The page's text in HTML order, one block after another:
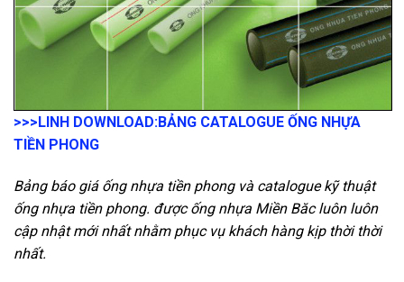
>>>LINH DOWNLOAD:BẢNG CATALOGUE ỐNG NHỰA
TIỀN PHONG
Bảng báo giá ống nhựa tiền phong và catalogue kỹ thuật
ống nhựa tiền phong. được ống nhựa Miền Băc luôn luôn
cập nhật mới nhất nhằm phục vụ khách hàng kịp thời thời
nhất.